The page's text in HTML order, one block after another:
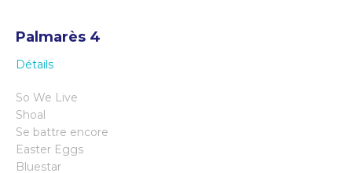
Palmarès 4
Détails
So We Live
Shoal
Se battre encore
Easter Eggs
Bluestar